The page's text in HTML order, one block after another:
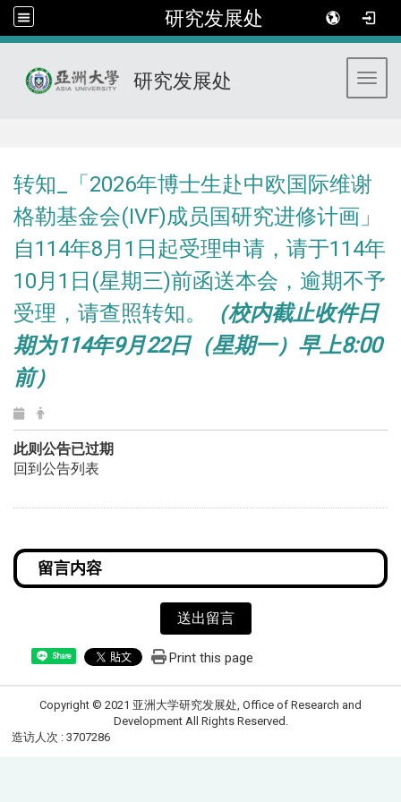
研究发展处
研究发展处
转知_「2026年博士生赴中欧国际维谢
格勒基金会(IVF)成员国研究进修计画」
自114年8月1日起受理申请，请于114年
10月1日(星期三)前函送本会，逾期不予
受理，请查照转知。
（校内截止收件日
期为114年9月22日（星期一）早上8:00
前）
此则公告已过期
回到公告列表
送出留言
Share Print this page
Copyright © 2021 亚洲大学研究发展处, Office of Research and
Development All Rights Reserved.
造访人次 : 3707286